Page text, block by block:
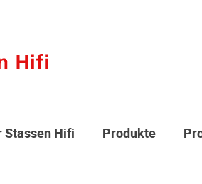
Stassen Hifi Produkte